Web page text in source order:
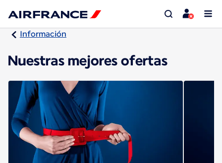
Información
Nuestras mejores ofertas